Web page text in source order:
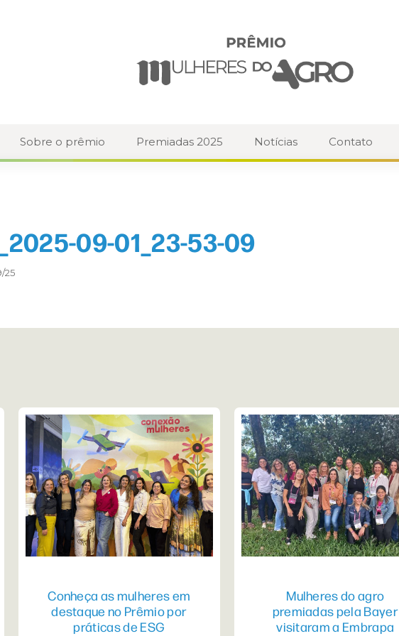
Sobre o prêmio Premiadas 2025 Notícias Contato
09-01_23-53-09
25
Conheça as mulheres em
destaque no Prêmio por
práticas de ESG
Mulheres do agro
premiadas pela Bayer
visitaram a Embrapa